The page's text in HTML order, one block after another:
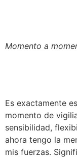
Momento a
Es exactamente
momento de
sensibilidad,
ahora tengo la
mis fuerzas.